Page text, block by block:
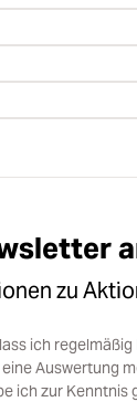
zu
ich
Auswertung
ich zur Kenntnis